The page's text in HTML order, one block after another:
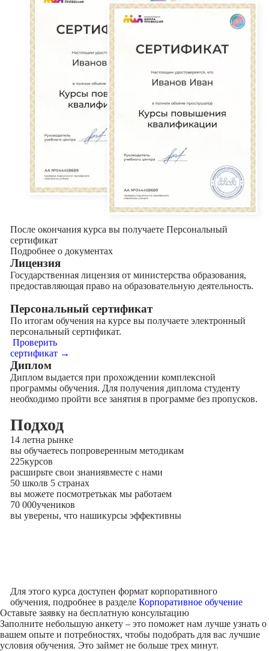
После окончания курса вы получаете Персональный
сертификат
Подробнее о документах
Лицензия
Государственная лицензия от министерства образования,
предоставляющая право на образовательную деятельность.
Персональный сертификат
По итогам обучения на курсе вы получаете электронный
персональный сертификат.
Проверить
сертификат →
Диплом
Диплом выдается при прохождении комплексной
программы обучения. Для получения диплома студенту
необходимо пройти все занятия в программе без пропусков.
Подход
14 летна рынке
вы обучаетесь попроверенным методикам
225курсов
расширьте свои знаниявместе с нами
50 школв 5 странах
вы можете посмотретькак мы работаем
70 000учеников
вы уверены, что нашикурсы эффективны
Для этого курса доступен формат корпоративного
обучения, подробнее в разделе Корпоративное обучение
Оставьте заявку на бесплатную консультацию
Заполните небольшую анкету – это поможет нам лучше узнать о
вашем опыте и потребностях, чтобы подобрать для вас лучшие
условия обучения. Это займет не больше трех минут.